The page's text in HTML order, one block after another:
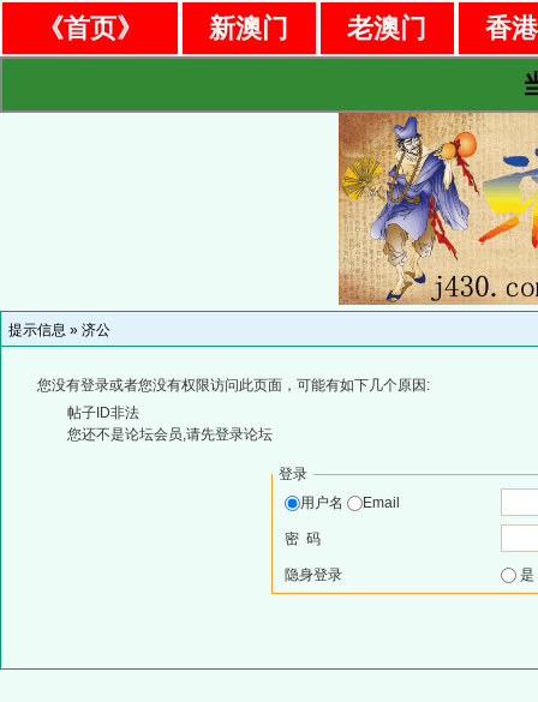
《首页》 新澳门 老澳门
香
提示信息 » 济公
您没有登录或者您没有权限访问此页面，可能有如下几个原因:
帖子ID非法
您还不是论坛会员,请先登录论坛
登录
用户名
Email
密 码
隐身登录